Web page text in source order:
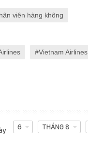
viên hàng không
Vietnam Airlines
6 THÁNG 8